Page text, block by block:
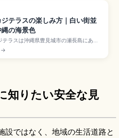
ジテラスの楽しみ方｜白い街並
の海景色
テラスは沖縄県豊見城市の瀬長島にある
しいリゾート商業施設で、那覇空港から
分。地中海リゾートのような白い建物が
→
知りたい安全な見
設ではなく、地域の生活道路と